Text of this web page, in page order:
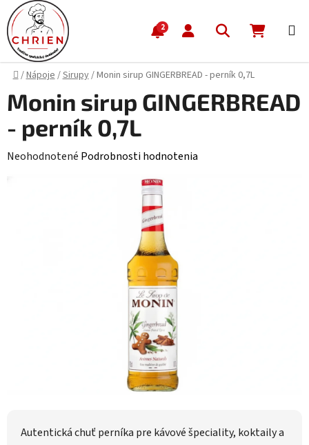
Prejsť na obsah
2 Hľadať
Domov
/Nápoje/Sirupy/Monin sirup GINGERBREAD - perník 0,7L
Autentická chuť perníka pre kávové špeciality, koktaily a
Monin sirup GINGERBREAD
- perník 0,7L
Priemerné hodnotenie produktu je 0,0 z 5 hviezdičiek.
Neohodnotené Podrobnosti hodnotenia